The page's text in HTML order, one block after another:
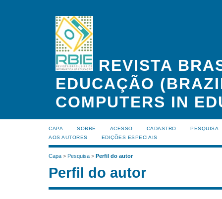
REVISTA
EDUCAÇÃO
COMPUTERS IN
CAPA SOBRE ACESSO CADASTRO
PESQUISA
AOS AUTORES
EDIÇÕES ESPECIAIS
Capa > Pesquisa > Perfil do autor
Perfil do autor